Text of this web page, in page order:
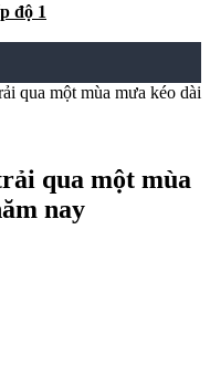
độ 1
qua một mùa mưa kéo dài
qua một mùa
nay